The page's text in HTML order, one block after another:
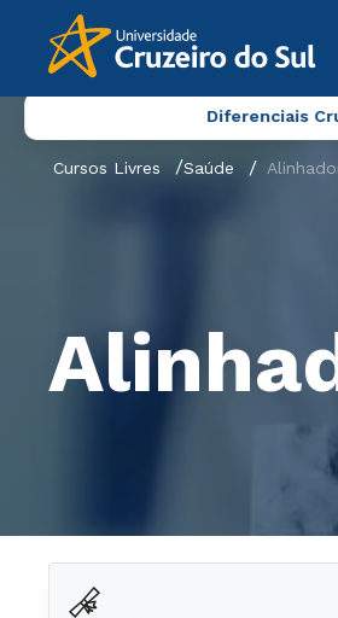
Diferenciais
Cursos Livres Saúde